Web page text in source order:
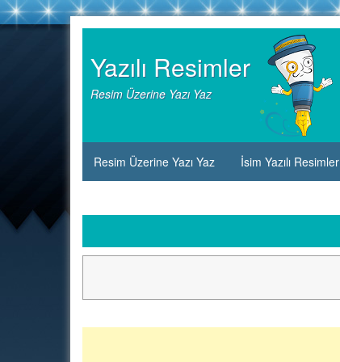
Skip
Yazılı Resimler
Resim Üzerine Yazı Yaz
Resim Üzerine Yazı Yaz İsim Yazılı Resimler